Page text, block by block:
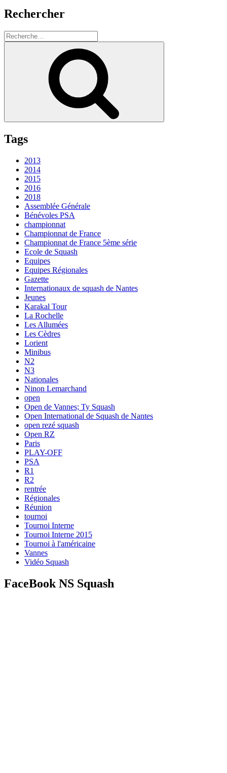
Rechercher
Recherche
pour
Tags
2013
2014
2015
2016
2018
Assemblée Générale
Bénévoles PSA
championnat
Championnat de France
Championnat de France 5ème série
Ecole de Squash
Equipes
Equipes Régionales
Gazette
Internationaux de squash de Nantes
Jeunes
Karakal Tour
La Rochelle
Les Allumées
Les Cèdres
Lorient
Minibus
N2
N3
Nationales
Ninon Lemarchand
open
Open de Vannes; Ty Squash
Open International de Squash de Nantes
open rezé squash
Open RZ
Paris
PLAY-OFF
PSA
R1
R2
rentrée
Régionales
Réunion
tournoi
Tournoi Interne
Tournoi Interne 2015
Tournoi à l'américaine
Vannes
Vidéo Squash
FaceBook NS Squash